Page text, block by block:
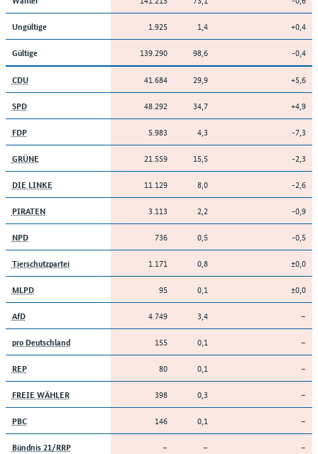
Ungültige 1.925 1,4 +0,4
Gültige 139.290 98,6 -0,4
CDU 41.684 29,9 +5,6
SPD 48.292 34,7 +4,9
FDP 5.983 4,3 -7,3
GRÜNE 21.559 15,5 -2,3
DIE LINKE 11.129 8,0 -2,6
PIRATEN 3.113 2,2 -0,9
NPD 736 0,5 -0,5
Tierschutzpartei 1.171 0,8 ±0,0
MLPD 95 0,1 ±0,0
AfD 4.749 3,4 –
pro Deutschland 155 0,1 –
REP 80 0,1 –
FREIE WÄHLER 398 0,3 –
PBC 146 0,1 –
Bündnis 21/RRP – – –